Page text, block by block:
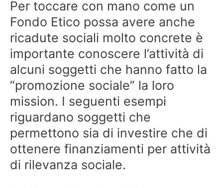
Per toccare con mano come un
Fondo Etico possa avere anche
ricadute sociali molto concrete è
importante conoscere l’attività di
alcuni soggetti che hanno fatto la
“promozione sociale” la loro
mission. I seguenti esempi
riguardano soggetti che
permettono sia di investire che di
ottenere finanziamenti per attività
di rilevanza sociale.